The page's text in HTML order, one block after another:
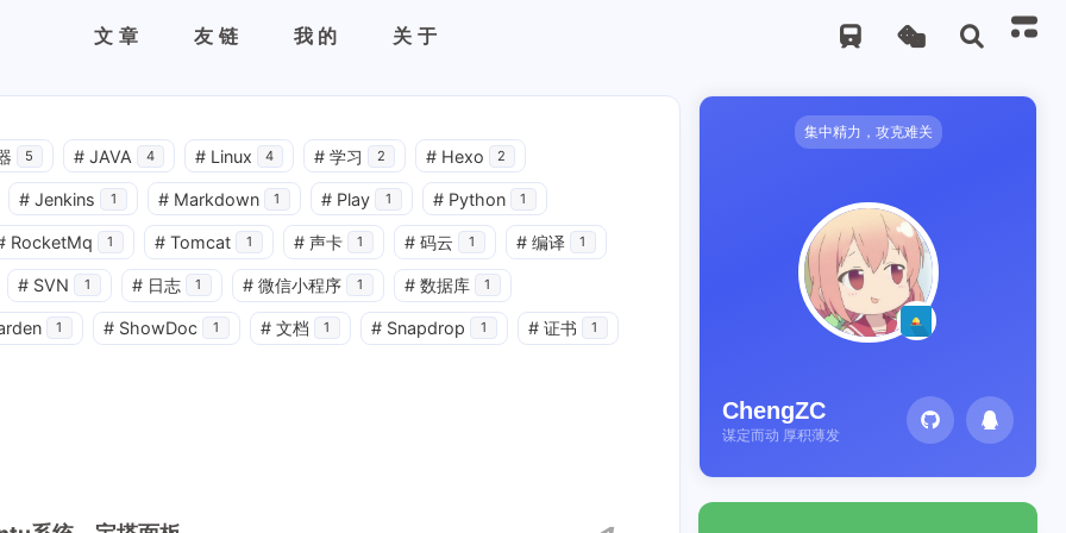
文章 友链 我的 关于
5 # JAVA 4 # Linux 4 # 学习 2 # Hexo 2
# Jenkins 1 # Markdown 1 # Play 1 # Python 1
RocketMq 1 # Tomcat 1 # 声卡 1 # 码云 1 # 编译 1
# SVN 1 # 日志 1 # 微信小程序 1 # 数据库 1
1 # ShowDoc 1 # 文档 1 # Snapdrop 1 # 证书 1
集中精力，攻克难关
ChengZC
谋定而动 厚积薄发